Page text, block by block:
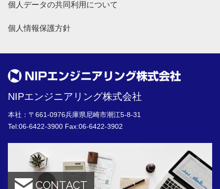
個人データの共同利用について
個人情報保護方針
NIPエンジニアリング株式会社
本社：〒661-0976兵庫県尼崎市潮江5-8-31
Tel:06-6422-3900 Fax:06-6422-3902
CONTACT